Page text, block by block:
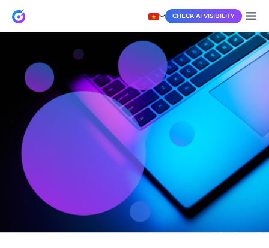
CHECK AI VISIBILITY